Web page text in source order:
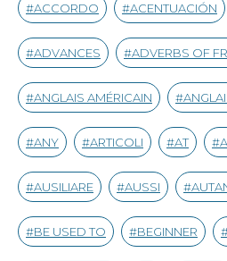
ACCORDO ACENTUACIÓN
ADVANCES ADVERBS OF
ANGLAIS AMÉRICAIN
ANY ARTICOLI AT
AUSILIARE AUSSI
BE USED TO BEGINNER